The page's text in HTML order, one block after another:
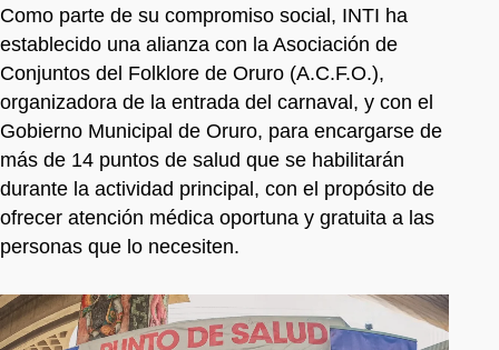
Como parte de su compromiso social, INTI ha
establecido una alianza con la Asociación de
Conjuntos del Folklore de Oruro (A.C.F.O.),
organizadora de la entrada del carnaval, y con el
Gobierno Municipal de Oruro, para encargarse de
más de 14 puntos de salud que se habilitarán
durante la actividad principal, con el propósito de
ofrecer atención médica oportuna y gratuita a las
personas que lo necesiten.